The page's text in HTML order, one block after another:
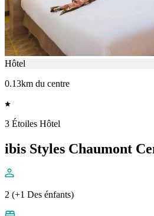
Hôtel
0.13km du centre
3 Étoiles Hôtel
ibis Styles Chaumont
2 (+1 Des énfants)